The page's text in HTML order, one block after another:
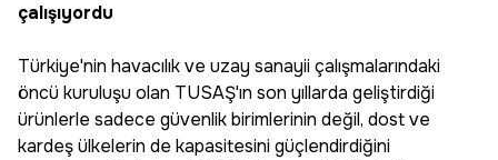
çalışıyordu
Türkiye'nin havacılık ve uzay sanayii çalışmalarındaki
öncü kuruluşu olan TUSAŞ'ın son yıllarda geliştirdiği
ürünlerle sadece güvenlik birimlerinin değil, dost ve
kardeş ülkelerin de kapasitesini güçlendirdiğini